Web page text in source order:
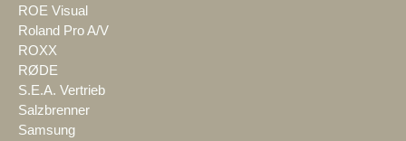
ROE Visual
Roland Pro A/V
ROXX
RØDE
S.E.A. Vertrieb
Salzbrenner
Samsung